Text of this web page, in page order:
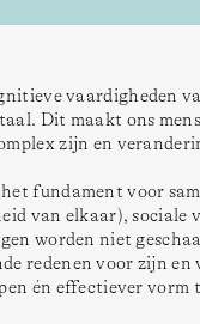
vaardigheden
Dit maakt ons
zijn en
fundament voor
van elkaar), sociale
worden niet
redenen voor zijn
én effectiever vorm